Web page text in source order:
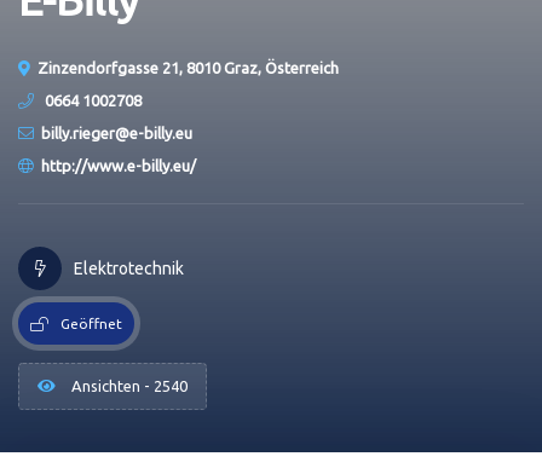
Zinzendorfgasse 21, 8010 Graz, Österreich
0664 1002708
billy.rieger@e-billy.eu
http://www.e-billy.eu/
Elektrotechnik
Geöffnet
Ansichten - 2540